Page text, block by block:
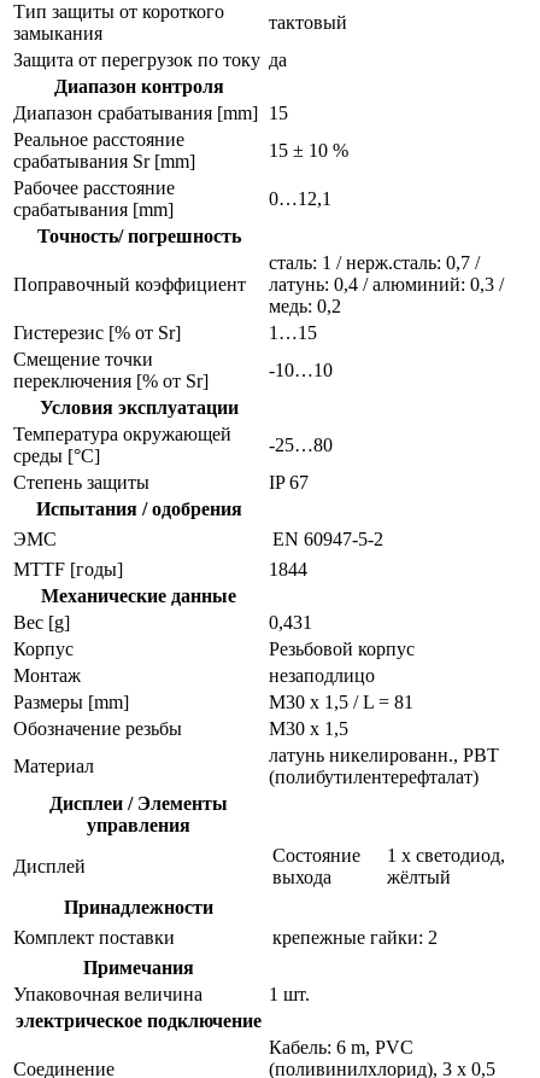
Тип защиты от короткого
замыкания
тактовый
Защита от перегрузок по току да
Диапазон контроля
Диапазон срабатывания [mm] 15
Реальное расстояние
срабатывания Sr [mm]
15 ± 10 %
Рабочее расстояние
срабатывания [mm]
0…12,1
Точность/ погрешность
Поправочный коэффициент
сталь: 1 / нерж.сталь: 0,7 /
латунь: 0,4 / алюминий: 0,3 /
медь: 0,2
Гистерезис [% от Sr]
1…15
Смещение точки
переключения [% от Sr]
-10…10
Условия эксплуатации
Температура окружающей
среды [°C]
-25…80
Степень защиты
IP 67
Испытания / одобрения
ЭMC
EN 60947-5-2
MTTF [годы]
1844
Механические данные
Вес [g]
0,431
Корпус
Резьбовой корпус
Монтаж
незаподлицо
Размеры [mm]
M30 x 1,5 / L = 81
Обозначение резьбы
M30 x 1,5
Материал
латунь никелированн., PBT
(полибутилентерефталат)
Дисплеи / Элементы
управления
Дисплей
Состояние
выхода
1 x светодиод,
жёлтый
Принадлежности
Комплект поставки
крепежные гайки: 2
Примечания
Упаковочная величина
1 шт.
электрическое подключение
Соединение
Кабель: 6 m, PVC
(поливинилхлорид), 3 x 0,5